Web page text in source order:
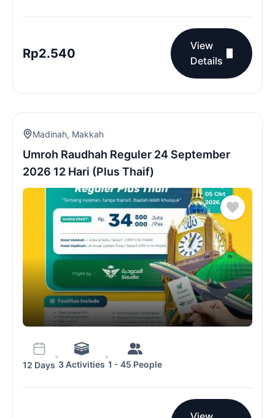
Rp2.540
View
Details
Madinah, Makkah
Umroh Raudhah Reguler 24 September
2026 12 Hari (Plus Thaif)
12 Days 3 Activities 1 - 45 People